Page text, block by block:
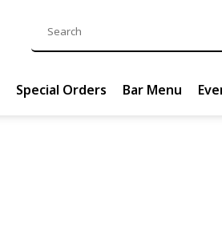
Special Orders Bar Menu